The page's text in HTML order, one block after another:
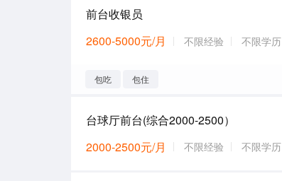
前台收银员
2600-5000元/月
不限经验 不限学历
包吃 包住
台球厅前台(综合2000-2500）
2000-2500元/月
不限经验 不限学历